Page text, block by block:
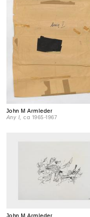
John M Armleder
Any I , ca 1965-1967
John M Armleder